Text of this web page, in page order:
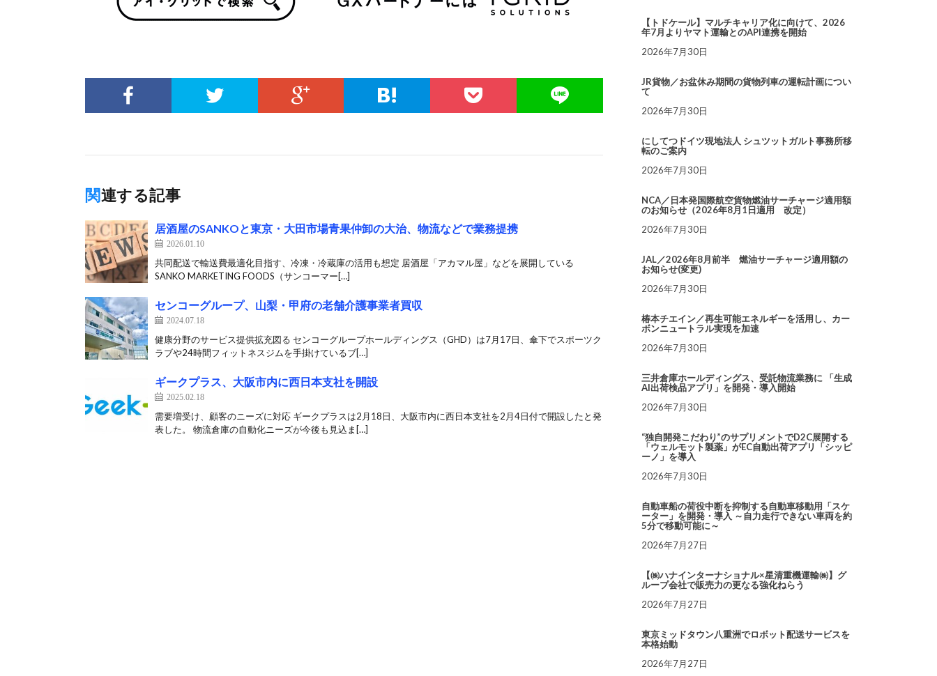
関連する記事
居酒屋のSANKOと東京・大田市場青果仲卸の大治、物流などで業務提携
2026.01.10
共同配送で輸送費最適化目指す、冷凍・冷蔵庫の活用も想定 居酒屋「アカマル屋」などを展開している
SANKO MARKETING FOODS（サンコーマー[…]
センコーグループ、山梨・甲府の老舗介護事業者買収
2024.07.18
健康分野のサービス提供拡充図る センコーグループホールディングス（GHD）は7月17日、傘下でスポーツク
ラブや24時間フィットネスジムを手掛けているブ[…]
ギークプラス、大阪市内に西日本支社を開設
2025.02.18
需要増受け、顧客のニーズに対応 ギークプラスは2月18日、大阪市内に西日本支社を2月4日付で開設したと発
表した。 物流倉庫の自動化ニーズが今後も見込ま[…]
【トドケール】マルチキャリア化に向けて、2026
年7月よりヤマト運輸とのAPI連携を開始
2026年7月30日
JR貨物／お盆休み期間の貨物列車の運転計画につい
て
2026年7月30日
にしてつドイツ現地法人 シュツットガルト事務所移
転のご案内
2026年7月30日
NCA／日本発国際航空貨物燃油サーチャージ適用額
のお知らせ（2026年8月1日適用 改定）
2026年7月30日
JAL／2026年8月前半 燃油サーチャージ適用額の
お知らせ(変更)
2026年7月30日
椿本チエイン／再生可能エネルギーを活用し、カー
ボンニュートラル実現を加速
2026年7月30日
三井倉庫ホールディングス、受託物流業務に 「生成
AI出荷検品アプリ」を開発・導入開始
2026年7月30日
“独自開発こだわり”のサプリメントでD2C展開する
「ウェルモット製薬」がEC自動出荷アプリ「シッピ
ーノ」を導入
2026年7月30日
自動車船の荷役中断を抑制する自動車移動用「スケ
ーター」を開発・導入 ～自力走行できない車両を約
5分で移動可能に～
2026年7月27日
【㈱ハナインターナショナル×星清重機運輸㈱】グ
ループ会社で販売力の更なる強化ねらう
2026年7月27日
東京ミッドタウン八重洲でロボット配送サービスを
本格始動
2026年7月27日